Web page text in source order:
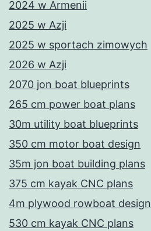
2024 w Armenii
2025 w Azji
2025 w sportach zimowych
2026 w Azji
2070 jon boat blueprints
265 cm power boat plans
30m utility boat blueprints
350 cm motor boat design
35m jon boat building plans
375 cm kayak CNC plans
4m plywood rowboat design
530 cm kayak CNC plans